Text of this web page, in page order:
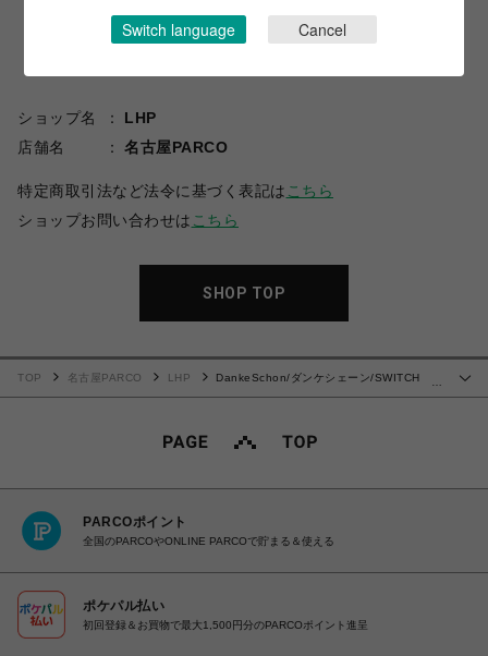
ショップ名
LHP
店舗名
名古屋PARCO
特定商取引法など法令に基づく表記は こちら
ショップお問い合わせは こちら
SHOP TOP
…
TOP 名古屋PARCO LHP
DankeSchon/ダンケシェーン/SWITCH
PARCOポイント
全国のPARCOやONLINE PARCOで貯まる＆使える
ポケパル払い
初回登録＆お買物で最大1,500円分のPARCOポイント進呈
Switch language Cancel